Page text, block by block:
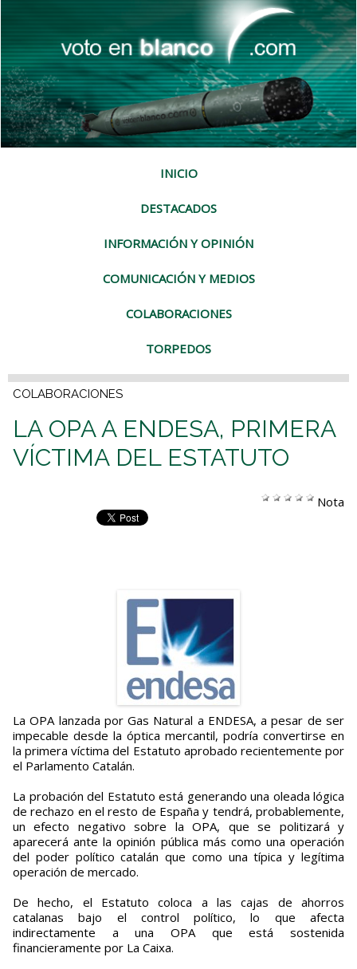
INICIO
DESTACADOS
INFORMACIÓN Y OPINIÓN
COMUNICACIÓN Y MEDIOS
COLABORACIONES
TORPEDOS
COLABORACIONES
LA OPA A ENDESA, PRIMERA
VÍCTIMA DEL ESTATUTO
Nota
La OPA lanzada por Gas Natural a ENDESA, a pesar de ser
impecable desde la óptica mercantil, podría convertirse en
la primera víctima del Estatuto aprobado recientemente por
el Parlamento Catalán.
La probación del Estatuto está generando una oleada lógica
de rechazo en el resto de España y tendrá, probablemente,
un efecto negativo sobre la OPA, que se politizará y
aparecerá ante la opinión pública más como una operación
del poder político catalán que como una típica y legítima
operación de mercado.
De hecho, el Estatuto coloca a las cajas de ahorros
catalanas bajo el control político, lo que afecta
indirectamente a una OPA que está sostenida
financieramente por La Caixa.